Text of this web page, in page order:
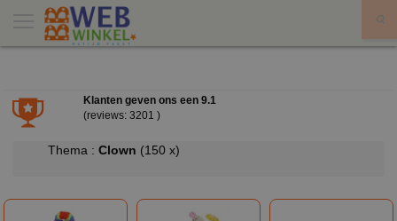
Klanten geven ons een 9.1
(reviews: 3201 )
Thema : Clown (150 x)